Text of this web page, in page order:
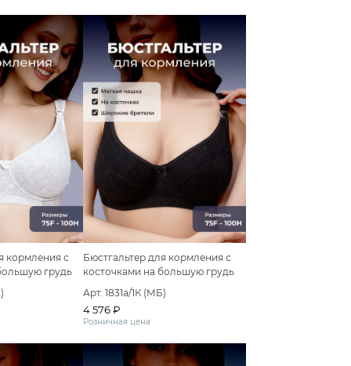
кормления с
грудь
Бюстгальтер для кормления с
косточками на большую грудь
Арт. 1831а/1К (МБ)
4 576 ₽
Розничная цена